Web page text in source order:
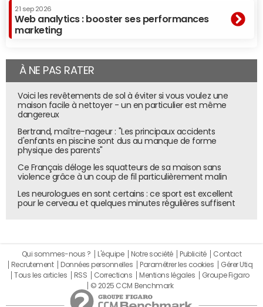
21 sep 2026
Web analytics : booster ses performances
marketing
À NE PAS RATER
Voici les revêtements de sol à éviter si vous voulez une
maison facile à nettoyer - un en particulier est même
dangereux
Bertrand, maître-nageur : "Les principaux accidents
d'enfants en piscine sont dus au manque de forme
physique des parents"
Ce Français déloge les squatteurs de sa maison sans
violence grâce à un coup de fil particulièrement malin
Les neurologues en sont certains : ce sport est excellent
pour le cerveau et quelques minutes régulières suffisent
Qui sommes-nous ? L'équipe Notre société Publicité
Contact
Recrutement
Données personnelles Paramétrer les cookies
Gérer Utiq
Tous les articles
RSS Corrections Mentions légales
Groupe Figaro
© 2025 CCM Benchmark